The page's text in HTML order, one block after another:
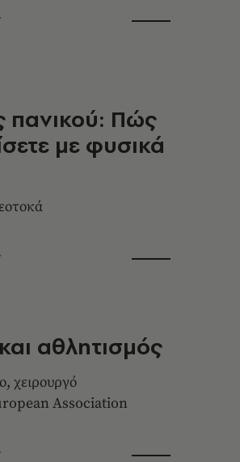
πανικού: Πώς
με φυσικά
αθλητισμός
χειρουργό
Association